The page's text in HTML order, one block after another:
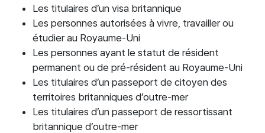
Les titulaires d’un visa britannique
Les personnes autorisées à vivre, travailler ou
étudier au Royaume-Uni
Les personnes ayant le statut de résident
permanent ou de pré-résident au Royaume-Uni
Les titulaires d’un passeport de citoyen des
territoires britanniques d’outre-mer
Les titulaires d’un passeport de ressortissant
britannique d’outre-mer